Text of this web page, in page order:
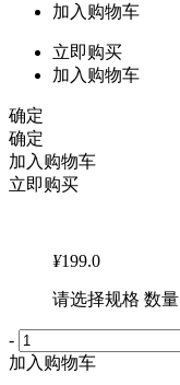
加入购物车
立即购买
加入购物车
确定
确定
加入购物车
立即购买
¥199.0
请选择规格 数量
-
加入购物车